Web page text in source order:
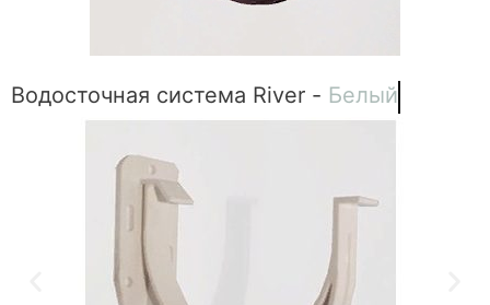
Водосточная система River - Белый